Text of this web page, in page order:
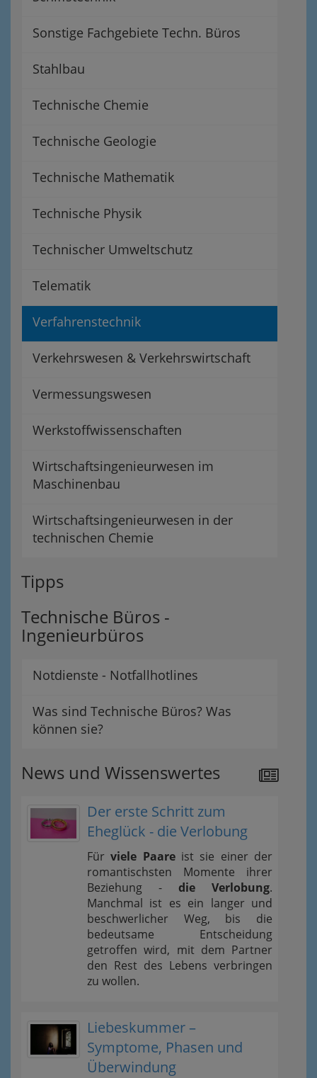
Sonstige Fachgebiete Techn. Büros
Stahlbau
Technische Chemie
Technische Geologie
Technische Mathematik
Technische Physik
Technischer Umweltschutz
Telematik
Verfahrenstechnik
Verkehrswesen & Verkehrswirtschaft
Vermessungswesen
Werkstoffwissenschaften
Wirtschaftsingenieurwesen im
Maschinenbau
Wirtschaftsingenieurwesen in der
technischen Chemie
Tipps
Technische Büros -
Ingenieurbüros
Notdienste - Notfallhotlines
Was sind Technische Büros? Was
können sie?
News und Wissenswertes
Der erste Schritt zum
Eheglück - die Verlobung
Fürviele Paareist sie einer der
romantischsten Momente ihrer
Beziehung - die Verlobung.
Manchmal ist es ein langer und
beschwerlicher Weg, bis die
bedeutsame Entscheidung
getroffen wird, mit dem Partner
den Rest des Lebens verbringen
zu wollen.
Liebeskummer –
Symptome, Phasen und
Überwindung